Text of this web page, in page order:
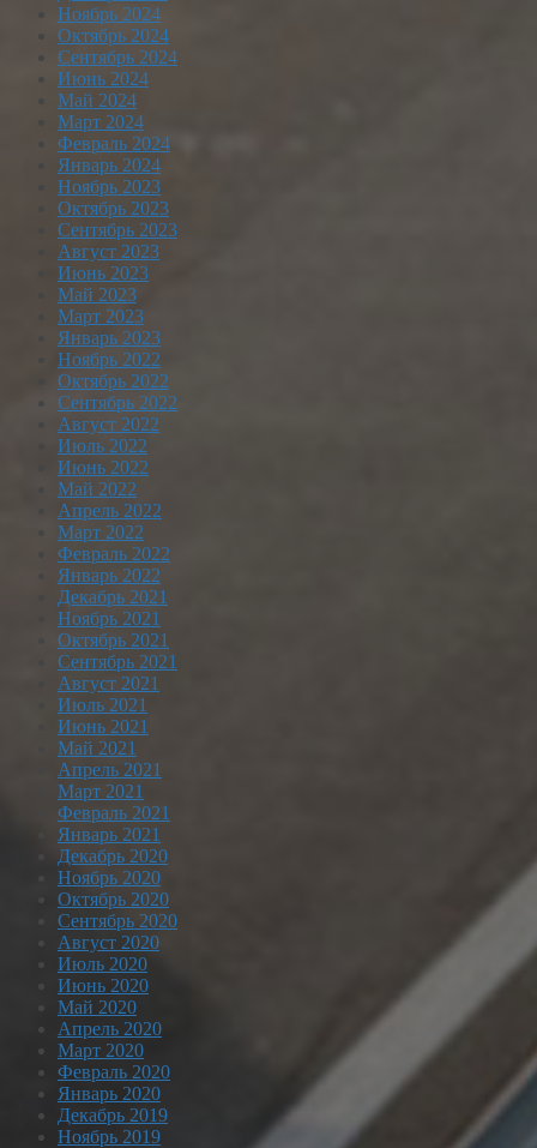
Ноябрь 2024
Октябрь 2024
Сентябрь 2024
Июнь 2024
Май 2024
Март 2024
Февраль 2024
Январь 2024
Ноябрь 2023
Октябрь 2023
Сентябрь 2023
Август 2023
Июнь 2023
Май 2023
Март 2023
Январь 2023
Ноябрь 2022
Октябрь 2022
Сентябрь 2022
Август 2022
Июль 2022
Июнь 2022
Май 2022
Апрель 2022
Март 2022
Февраль 2022
Январь 2022
Декабрь 2021
Ноябрь 2021
Октябрь 2021
Сентябрь 2021
Август 2021
Июль 2021
Июнь 2021
Май 2021
Апрель 2021
Март 2021
Февраль 2021
Январь 2021
Декабрь 2020
Ноябрь 2020
Октябрь 2020
Сентябрь 2020
Август 2020
Июль 2020
Июнь 2020
Май 2020
Апрель 2020
Март 2020
Февраль 2020
Январь 2020
Декабрь 2019
Ноябрь 2019